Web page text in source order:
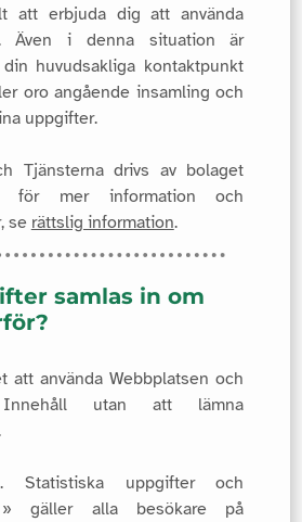
att erbjuda dig att använda
Även i denna situation är
din huvudsakliga kontaktpunkt
oro angående insamling och
uppgifter.
Tjänsterna drivs av bolaget
för mer information och
se rättslig information.
samlas in om
att använda Webbplatsen och
Innehåll utan att lämna
Statistiska uppgifter och
» gäller alla besökare på